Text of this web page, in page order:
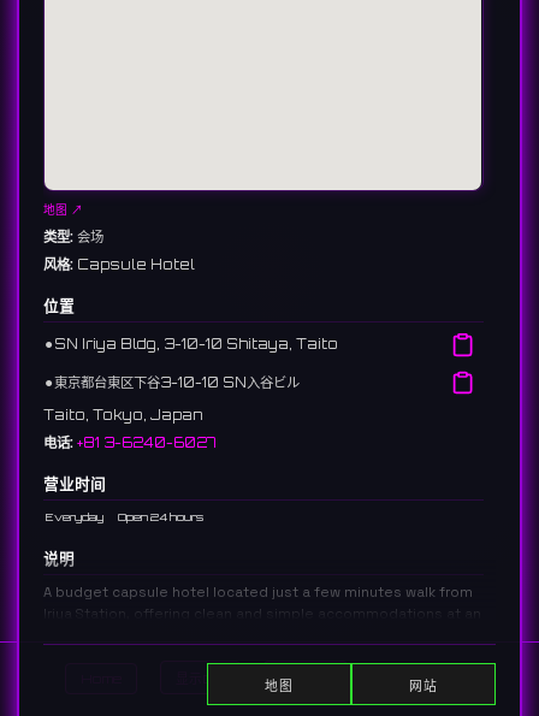
显示活动 Search
地图 ↗
类型: 会场
风格: Capsule Hotel
位置
⚫︎ SN Iriya Bldg, 3-10-10 Shitaya, Taito
⚫︎東京都台東区下谷3-10-10 SN入谷ビル
Taito, Tokyo, Japan
电话: +81 3-6240-6027
营业时间
Everyday Open 24 hours
说明
A budget capsule hotel located just a few minutes walk from
Iriya Station, offering clean and simple accommodations at an
入谷駅から徒歩数分の場所にある、圧倒的な低価格を誇るカプセルホテル
です。シンプルながら清潔感のある空間を提供しています。
地图 网站